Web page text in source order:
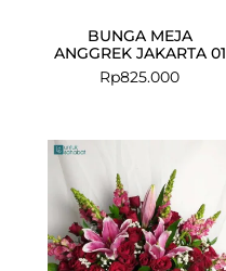
BUNGA MEJA
ANGGREK JAKARTA 01
Rp825.000